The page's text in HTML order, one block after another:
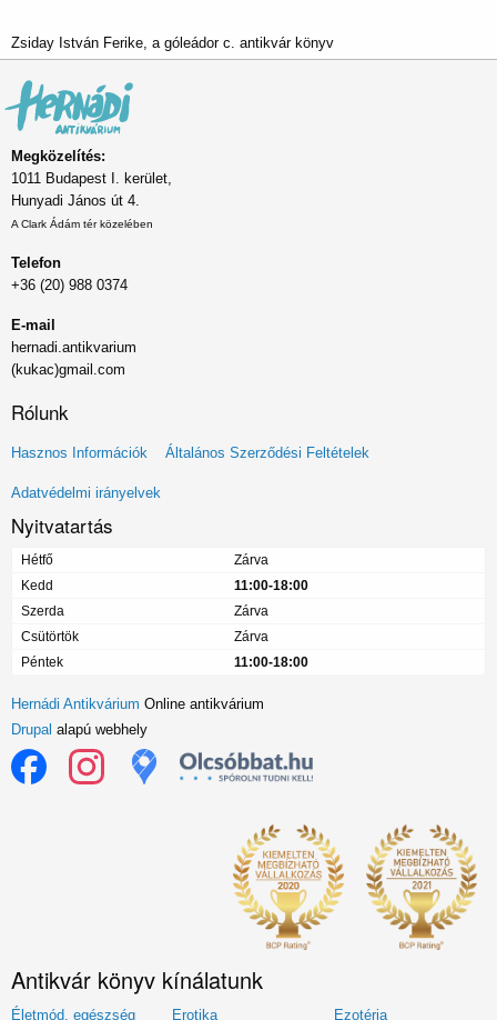
Zsiday István Ferike, a góleádor c. antikvár könyv
Megközelítés:
1011 Budapest I. kerület,
Hunyadi János út 4.
A Clark Ádám tér közelében
Telefon
+36 (20) 988 0374
E-mail
hernadi.antikvarium
(kukac)gmail.com
Rólunk
Lábléc
menü
Hasznos Információk Általános Szerződési Feltételek
Adatvédelmi irányelvek
Nyitvatartás
Hétfő
Zárva
Kedd
11:00-18:00
Szerda
Zárva
Csütörtök
Zárva
Péntek
11:00-18:00
Hernádi Antikvárium Online antikvárium
Drupal alapú webhely
Antikvár könyv kínálatunk
Életmód, egészség Erotika Ezotéria